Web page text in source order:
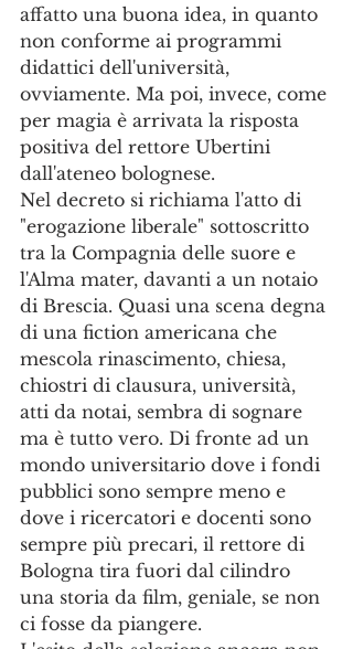
affatto una buona idea, in quanto
non conforme ai programmi
didattici dell'università,
ovviamente. Ma poi, invece, come
per magia è arrivata la risposta
positiva del rettore Ubertini
dall'ateneo bolognese.
Nel decreto si richiama l'atto di
"erogazione liberale" sottoscritto
tra la Compagnia delle suore e
l'Alma mater, davanti a un notaio
di Brescia. Quasi una scena degna
di una fiction americana che
mescola rinascimento, chiesa,
chiostri di clausura, università,
atti da notai, sembra di sognare
ma è tutto vero. Di fronte ad un
mondo universitario dove i fondi
pubblici sono sempre meno e
dove i ricercatori e docenti sono
sempre più precari, il rettore di
Bologna tira fuori dal cilindro
una storia da film, geniale, se non
ci fosse da piangere.